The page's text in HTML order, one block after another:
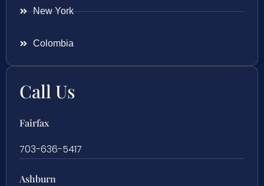
New York
Colombia
Call Us
Fairfax
703-636-5417
Ashburn